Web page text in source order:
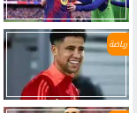
رياضة